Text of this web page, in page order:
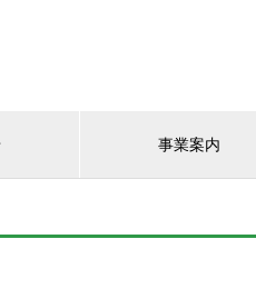
事業案内